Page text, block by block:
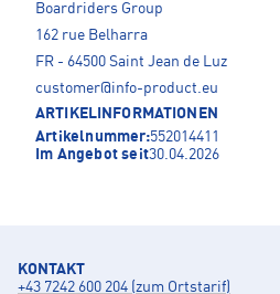
Boardriders Group
162 rue Belharra
FR - 64500 Saint Jean de Luz
customer@info-product.eu
ARTIKELINFORMATIONEN
Artikelnummer:552014411
Im Angebot seit30.04.2026
KONTAKT
+43 7242 600 204 (zum Ortstarif)